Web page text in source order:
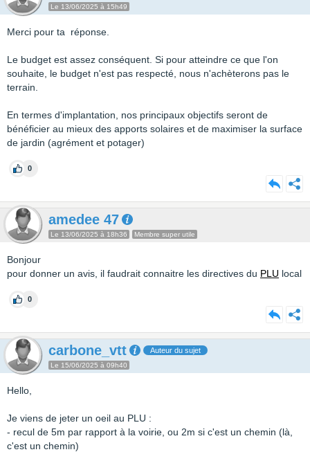
Le 13/06/2025 à 15h49
Merci pour ta réponse.
Le budget est assez conséquent. Si pour atteindre ce que l'on
souhaite, le budget n'est pas respecté, nous n'achèterons pas le
terrain.
En termes d'implantation, nos principaux objectifs seront de
bénéficier au mieux des apports solaires et de maximiser la surface
de jardin (agrément et potager)
0
amedee 47
Le 13/06/2025 à 18h36 Membre super utile
Bonjour
pour donner un avis, il faudrait connaitre les directives du PLU local
0
carbone_vtt Auteur du sujet
Le 15/06/2025 à 09h40
Hello,
Je viens de jeter un oeil au PLU :
- recul de 5m par rapport à la voirie, ou 2m si c'est un chemin (là,
c'est un chemin)